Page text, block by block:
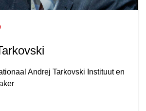
Andrej Tarkovski Instituut en